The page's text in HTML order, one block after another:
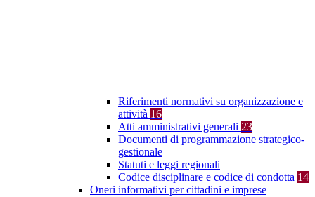
Riferimenti normativi su organizzazione e
attività 16
Atti amministrativi generali 23
Documenti di programmazione strategico-
gestionale
Statuti e leggi regionali
Codice disciplinare e codice di condotta 14
Oneri informativi per cittadini e imprese